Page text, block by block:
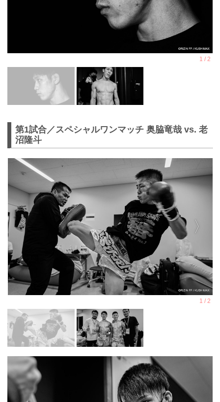
第1試合／スペシャルワンマッチ 奥脇竜哉 vs. 老
沼隆斗